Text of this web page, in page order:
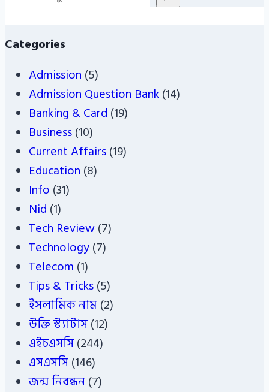
Categories
Admission (5)
Admission Question Bank(14)
Banking & Card (19)
Business(10)
Current Affairs(19)
Education (8)
Info (31)
Nid (1)
Tech Review(7)
Technology(7)
Telecom (1)
Tips & Tricks(5)
ইসলামিক নাম(2)
উক্তি স্ট্যাটাস(12)
এইচএসসি(244)
এসএসসি(146)
জন্ম নিবন্ধন(7)